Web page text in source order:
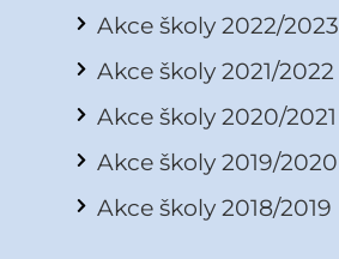
Akce školy 2022/2023
Akce školy 2021/2022
Akce školy 2020/2021
Akce školy 2019/2020
Akce školy 2018/2019